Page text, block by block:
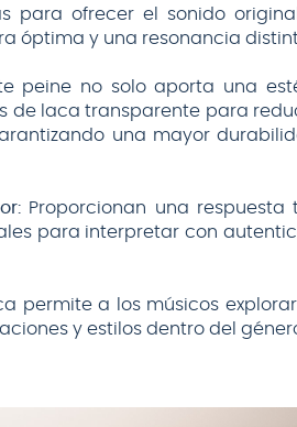
para ofrecer el sonido
óptima y una resonancia
peine no solo aporta una
de laca transparente para
una mayor
Proporcionan una respuesta
para interpretar con
permite a los músicos
y estilos dentro del